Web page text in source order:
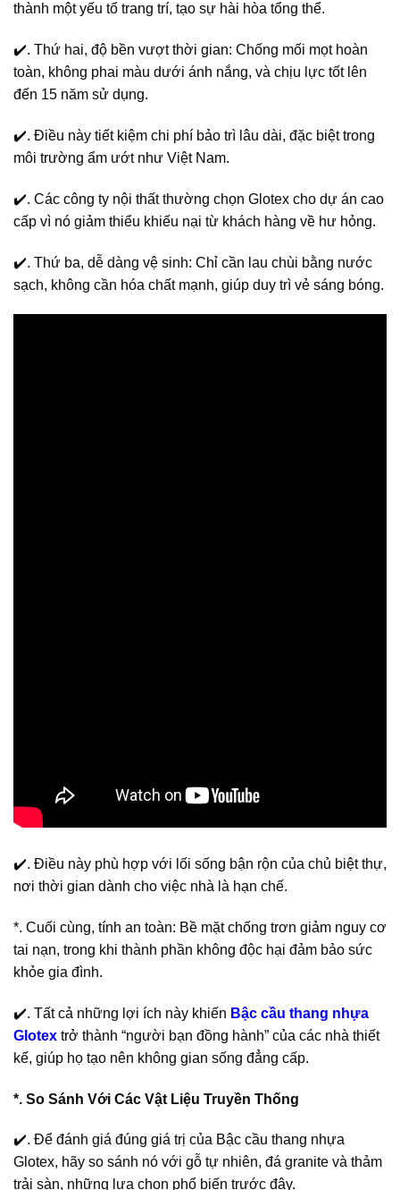
thành một yếu tố trang trí, tạo sự hài hòa tổng thể.
✔️. Thứ hai, độ bền vượt thời gian: Chống mối mọt hoàn
toàn, không phai màu dưới ánh nắng, và chịu lực tốt lên
đến 15 năm sử dụng.
✔️. Điều này tiết kiệm chi phí bảo trì lâu dài, đặc biệt trong
môi trường ẩm ướt như Việt Nam.
✔️. Các công ty nội thất thường chọn Glotex cho dự án cao
cấp vì nó giảm thiểu khiếu nại từ khách hàng về hư hỏng.
✔️. Thứ ba, dễ dàng vệ sinh: Chỉ cần lau chùi bằng nước
sạch, không cần hóa chất mạnh, giúp duy trì vẻ sáng bóng.
✔️. Điều này phù hợp với lối sống bận rộn của chủ biệt thự,
nơi thời gian dành cho việc nhà là hạn chế.
*. Cuối cùng, tính an toàn: Bề mặt chống trơn giảm nguy cơ
tai nạn, trong khi thành phần không độc hại đảm bảo sức
khỏe gia đình.
✔️. Tất cả những lợi ích này khiến Bậc cầu thang nhựa
Glotex trở thành “người bạn đồng hành” của các nhà thiết
kế, giúp họ tạo nên không gian sống đẳng cấp.
*. So Sánh Với Các Vật Liệu Truyền Thống
✔️. Để đánh giá đúng giá trị của Bậc cầu thang nhựa
Glotex, hãy so sánh nó với gỗ tự nhiên, đá granite và thảm
trải sàn, những lựa chọn phổ biến trước đây.